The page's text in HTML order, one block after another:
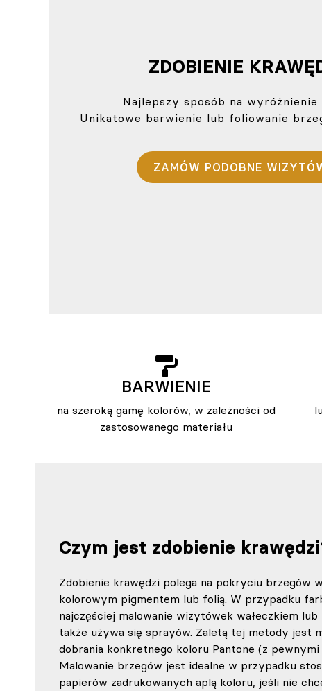
ZDOBIENIE
Najlepszy sposób na wyróżnienie
Unikatowe barwienie lub foliowanie
ZAMÓW PODOBNE
BARWIENIE
na szeroką gamę kolorów, w zależności od
zastosowanego materiału
Czym jest zdobienie
Zdobienie krawędzi polega na pokryciu brzegów
kolorowym pigmentem lub folią. W przypadku
najczęściej malowanie wizytówek wałeczkiem lub
także używa się sprayów. Zaletą tej metody jest
dobrania konkretnego koloru Pantone (z pewnymi
Malowanie brzegów jest idealne w przypadku
papierów zadrukowanych aplą koloru, jeśli nie